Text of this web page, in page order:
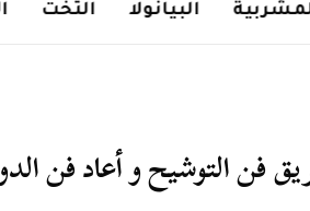
البيانولا التخت
التوشيح و أعاد فن